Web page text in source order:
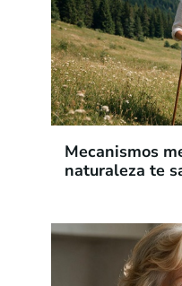
Mecanismos
naturaleza te